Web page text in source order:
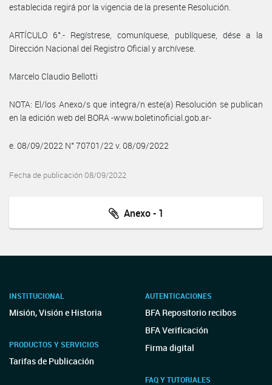
establecida regirá por la vigencia de la presente Resolución.
ARTÍCULO 6°.- Regístrese, comuníquese, publíquese, dése a la
Dirección Nacional del Registro Oficial y archívese.
Marcelo Claudio Bellotti
NOTA: El/los Anexo/s que integra/n este(a) Resolución se publican
en la edición web del BORA -www.boletinoficial.gob.ar-
e. 08/09/2022 N° 70701/22 v. 08/09/2022
Fecha de publicación 08/09/2022
Anexo - 1
INSTITUCIONAL
Misión, Visión e Historia
PRODUCTOS Y SERVICIOS
Tarifas de Publicación
AUTENTICACIONES
BFA Repositorio recibos
BFA Verificación
Firma digital
FAQ Y TUTORIALES